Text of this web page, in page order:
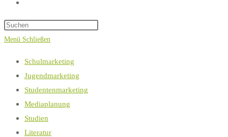
Menü Schließen
Schulmarketing
Jugendmarketing
Studentenmarketing
Mediaplanung
Studien
Literatur